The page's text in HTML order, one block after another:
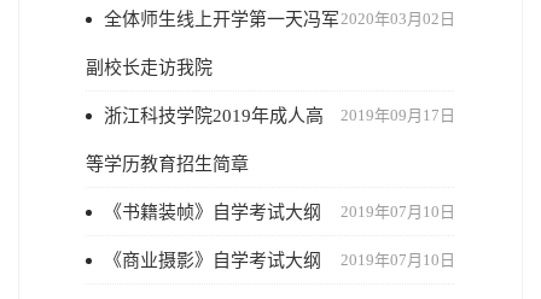
2020年03月02日
全体师生线上开学第一天冯军
副校长走访我院
2019年09月17日
浙江科技学院2019年成人高
等学历教育招生简章
2019年07月10日
《书籍装帧》自学考试大纲
2019年07月10日
《商业摄影》自学考试大纲